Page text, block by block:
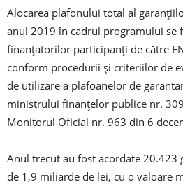
Alocarea plafonului total al
anul 2019 în cadrul programului se
finanţatorilor participanţi de către
conform procedurii şi criteriilor de
de utilizare a plafoanelor de
ministrului finanţelor publice nr.
Monitorul Oficial nr. 963 din 6
Anul trecut au fost acordate 20.423
de 1,9 miliarde de lei, cu o valoare